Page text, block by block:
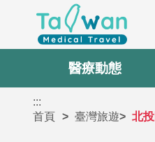
醫療動態
:::
首頁
臺灣旅遊 北